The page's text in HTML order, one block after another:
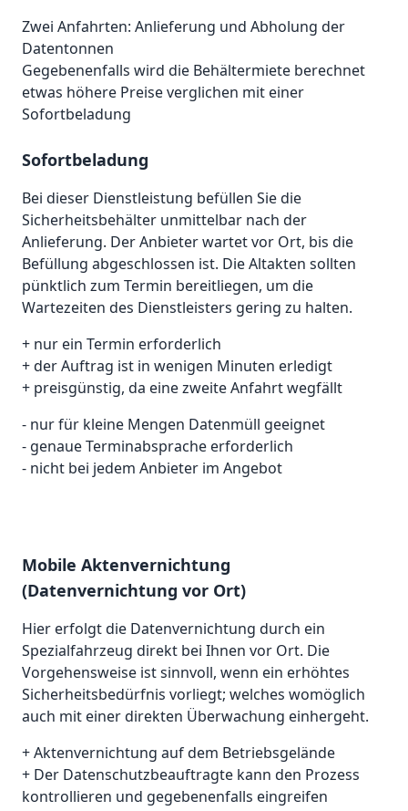
Zwei Anfahrten: Anlieferung und Abholung der
Datentonnen
Gegebenenfalls wird die Behältermiete berechnet
etwas höhere Preise verglichen mit einer
Sofortbeladung
Sofortbeladung
Bei dieser Dienstleistung befüllen Sie die
Sicherheitsbehälter unmittelbar nach der
Anlieferung. Der Anbieter wartet vor Ort, bis die
Befüllung abgeschlossen ist. Die Altakten sollten
pünktlich zum Termin bereitliegen, um die
Wartezeiten des Dienstleisters gering zu halten.
+ nur ein Termin erforderlich
+ der Auftrag ist in wenigen Minuten erledigt
+ preisgünstig, da eine zweite Anfahrt wegfällt
- nur für kleine Mengen Datenmüll geeignet
- genaue Terminabsprache erforderlich
- nicht bei jedem Anbieter im Angebot
Mobile Aktenvernichtung
(Datenvernichtung vor Ort)
Hier erfolgt die Datenvernichtung durch ein
Spezialfahrzeug direkt bei Ihnen vor Ort. Die
Vorgehensweise ist sinnvoll, wenn ein erhöhtes
Sicherheitsbedürfnis vorliegt; welches womöglich
auch mit einer direkten Überwachung einhergeht.
+ Aktenvernichtung auf dem Betriebsgelände
+ Der Datenschutzbeauftragte kann den Prozess
kontrollieren und gegebenenfalls eingreifen